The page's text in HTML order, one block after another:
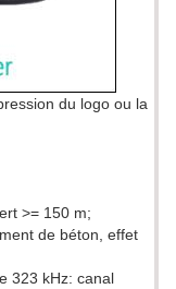
du logo ou la
>= 150 m;
de béton, effet
323 kHz: canal